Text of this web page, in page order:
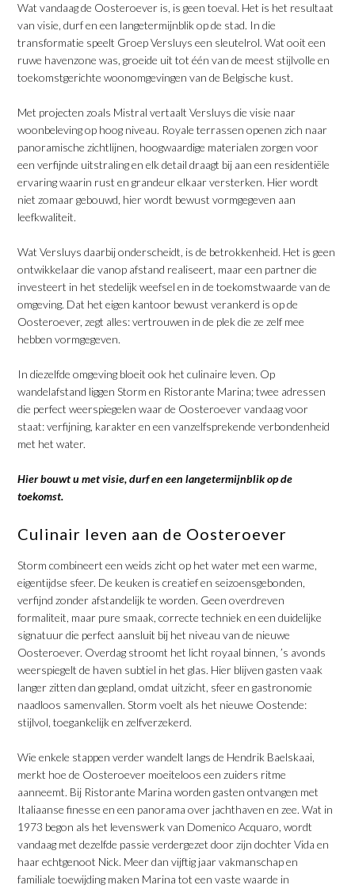
Wat vandaag de Oosteroever is, is geen toeval. Het is het resultaat
van visie, durf en een langetermijnblik op de stad. In die
transformatie speelt Groep Versluys een sleutelrol. Wat ooit een
ruwe havenzone was, groeide uit tot één van de meest stijlvolle en
toekomstgerichte woonomgevingen van de Belgische kust.
​Met projecten zoals Mistral vertaalt Versluys die visie naar
woonbeleving op hoog niveau. Royale terrassen openen zich naar
panoramische zichtlijnen, hoogwaardige materialen zorgen voor
een verfijnde uitstraling en elk detail draagt bij aan een residentiële
ervaring waarin rust en grandeur elkaar versterken. Hier wordt
niet zomaar gebouwd, hier wordt bewust vormgegeven aan
leefkwaliteit.
​Wat Versluys daarbij onderscheidt, is de betrokkenheid. Het is geen
ontwikkelaar die vanop afstand realiseert, maar een partner die
investeert in het stedelijk weefsel en in de toekomstwaarde van de
omgeving. Dat het eigen kantoor bewust verankerd is op de
Oosteroever, zegt alles: vertrouwen in de plek die ze zelf mee
hebben vormgegeven.
​In diezelfde omgeving bloeit ook het culinaire leven. Op
wandelafstand liggen Storm en Ristorante Marina; twee adressen
die perfect weerspiegelen waar de Oosteroever vandaag voor
staat: verfijning, karakter en een vanzelfsprekende verbondenheid
met het water.
​Hier bouwt u met visie, durf en een langetermijnblik op de
toekomst.
​Culinair leven aan de Oosteroever
Storm combineert een weids zicht op het water met een warme,
eigentijdse sfeer. De keuken is creatief en seizoensgebonden,
verfijnd zonder afstandelijk te worden. Geen overdreven
formaliteit, maar pure smaak, correcte techniek en een duidelijke
signatuur die perfect aansluit bij het niveau van de nieuwe
Oosteroever. Overdag stroomt het licht royaal binnen, ’s avonds
weerspiegelt de haven subtiel in het glas. Hier blijven gasten vaak
langer zitten dan gepland, omdat uitzicht, sfeer en gastronomie
naadloos samenvallen. Storm voelt als het nieuwe Oostende:
stijlvol, toegankelijk en zelfverzekerd.
​Wie enkele stappen verder wandelt langs de Hendrik Baelskaai,
merkt hoe de Oosteroever moeiteloos een zuiders ritme
aanneemt. Bij Ristorante Marina worden gasten ontvangen met
Italiaanse finesse en een panorama over jachthaven en zee. Wat in
1973 begon als het levenswerk van Domenico Acquaro, wordt
vandaag met dezelfde passie verdergezet door zijn dochter Vida en
haar echtgenoot Nick. Meer dan vijftig jaar vakmanschap en
familiale toewijding maken Marina tot een vaste waarde in